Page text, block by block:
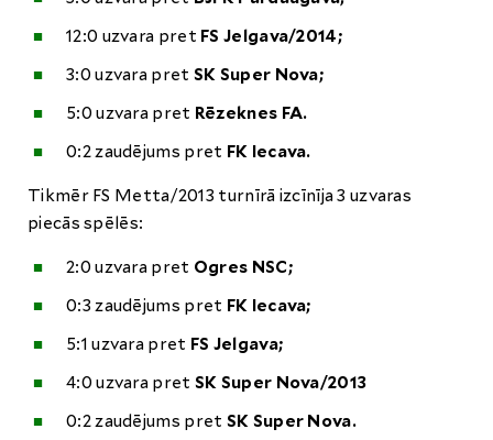
12:0 uzvara pret FS Jelgava/2014;
3:0 uzvara pret SK Super Nova;
5:0 uzvara pret Rēzeknes FA.
0:2 zaudējums pret FK Iecava.
Tikmēr FS Metta/2013 turnīrā izcīnīja 3 uzvaras
piecās spēlēs:
2:0 uzvara pret Ogres NSC;
0:3 zaudējums pret FK Iecava;
5:1 uzvara pret FS Jelgava;
4:0 uzvara pret SK Super Nova/2013
0:2 zaudējums pret SK Super Nova.